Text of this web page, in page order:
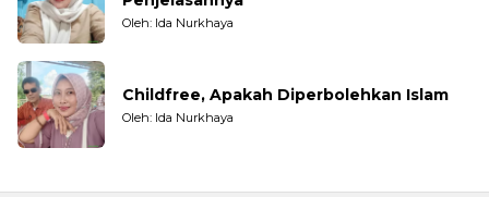
Oleh: Ida Nurkhaya
Childfree, Apakah Diperbolehkan Islam
Oleh: Ida Nurkhaya